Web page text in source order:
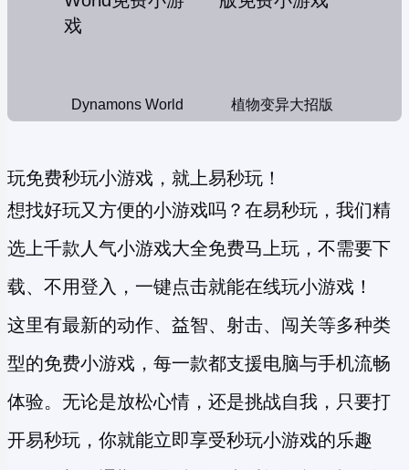
Dynamons World 植物变异大招版
玩免费秒玩小游戏，就上易秒玩！
想找好玩又方便的小游戏吗？在易秒玩，我们精
选上千款人气小游戏大全免费马上玩，不需要下
载、不用登入，一键点击就能在线玩小游戏！
这里有最新的动作、益智、射击、闯关等多种类
型的免费小游戏 ，每一款都支援电脑与手机流畅
体验。无论是放松心情，还是挑战自我，只要打
开易秒玩，你就能立即享受秒玩小游戏的乐趣